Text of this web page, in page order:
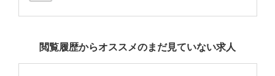
閲覧履歴からオススメのまだ見ていない求人